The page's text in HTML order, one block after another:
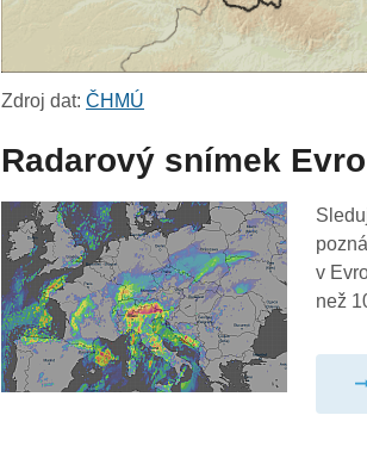
Zdroj dat:ČHMÚ
Radarový snímek
v
než